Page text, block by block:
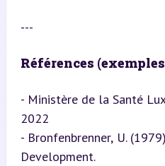
---
Références
- Ministère de la Santé
2022
- Bronfenbrenner, U.
Development.